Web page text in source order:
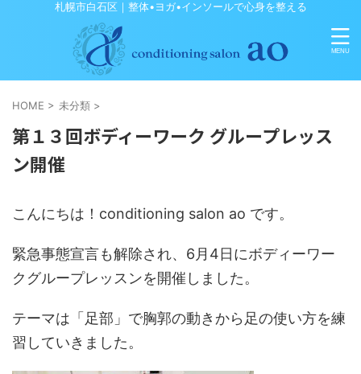
札幌市白石区｜整体•ヨガ•インソールで心身を整える
HOME > 未分類 >
第１３回ボディーワーク グループレッス
ン開催
こんにちは！conditioning salon ao です。
緊急事態宣言も解除され、6月4日にボディーワー
クグループレッスンを開催しました。
テーマは「足部」で胸郭の動きから足の使い方を練
習していきました。